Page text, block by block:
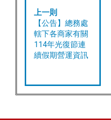
上一則
【公告】總務處
轄下各商家有關
114年光復節連
續假期營運資訊